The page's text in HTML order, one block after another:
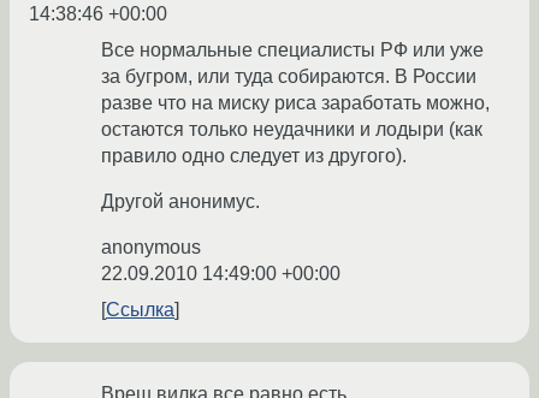
14:38:46 +00:00
Все нормальные специалисты РФ или уже
за бугром, или туда собираются. В России
разве что на миску риса заработать можно,
остаются только неудачники и лодыри (как
правило одно следует из другого).
Другой анонимус.
anonymous
22.09.2010 14:49:00 +00:00
Ссылка